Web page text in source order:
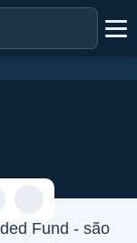
Fund - são